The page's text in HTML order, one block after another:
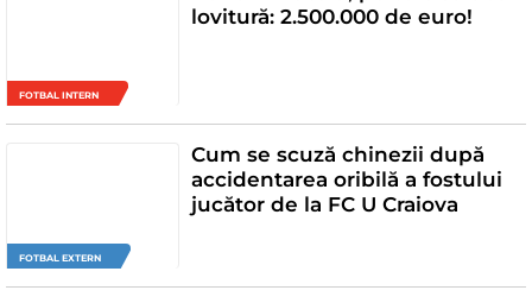
FOTBAL INTERN
lovitură: 2.500.000 de euro!
FOTBAL EXTERN
Cum se scuză chinezii după
accidentarea oribilă a fostului
jucător de la FC U Craiova